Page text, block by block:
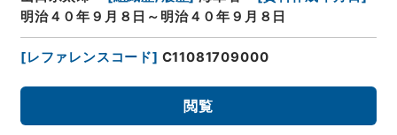
明治４０年９月８日～明治４０年９月８日
[レファレンスコード] C11081709000
閲覧